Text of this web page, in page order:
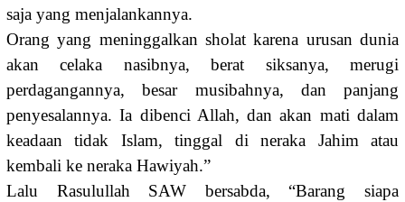
saja yang menjalankannya.
Orang yang meninggalkan sholat karena urusan dunia
akan celaka nasibnya, berat siksanya, merugi
perdagangannya, besar musibahnya, dan panjang
penyesalannya. Ia dibenci Allah, dan akan mati dalam
keadaan tidak Islam, tinggal di neraka Jahim atau
kembali ke neraka Hawiyah.”
Lalu Rasulullah SAW bersabda, “Barang siapa